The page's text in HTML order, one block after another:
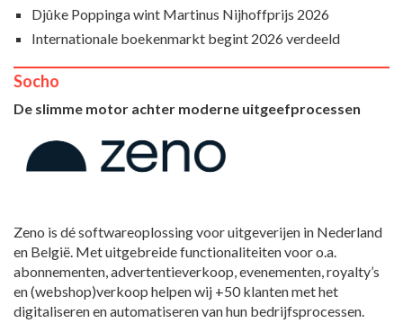
Djûke Poppinga wint Martinus Nijhoffprijs 2026
Internationale boekenmarkt begint 2026 verdeeld
Socho
De slimme motor achter moderne uitgeefprocessen
Zeno is dé softwareoplossing voor uitgeverijen in Nederland
en België. Met uitgebreide functionaliteiten voor o.a.
abonnementen, advertentieverkoop, evenementen, royalty’s
en (webshop)verkoop helpen wij +50 klanten met het
digitaliseren en automatiseren van hun bedrijfsprocessen.